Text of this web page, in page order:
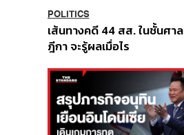
POLITICS
เส้นทางคดี 44 สส. ในชั้นศาล
ฎีกา จะรู้ผลเมื่อไร